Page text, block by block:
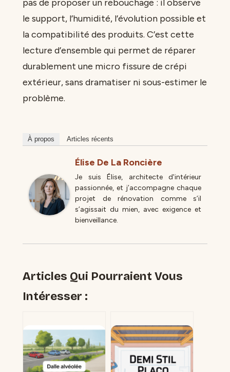
pas de proposer un rebouchage : il observe
le support, l’humidité, l’évolution possible et
la compatibilité des produits. C’est cette
lecture d’ensemble qui permet de réparer
durablement une micro fissure de crépi
extérieur, sans dramatiser ni sous-estimer le
problème.
À propos Articles récents
Élise De La Roncière
Je suis Élise, architecte d'intérieur
passionnée, et j’accompagne chaque
projet de rénovation comme s’il
s’agissait du mien, avec exigence et
bienveillance.
Articles Qui Pourraient Vous
Intéresser :